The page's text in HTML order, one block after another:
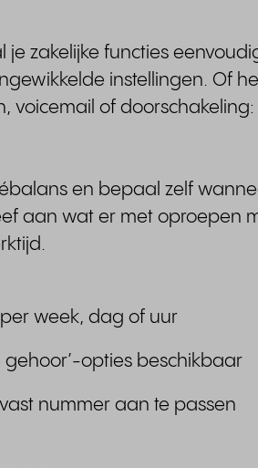
je zakelijke functies
instellingen. Of
voicemail of doorschakeling:
en bepaal zelf
aan wat er met oproepen
week, dag of uur
gehoor’-opties beschikbaar
nummer aan te passen